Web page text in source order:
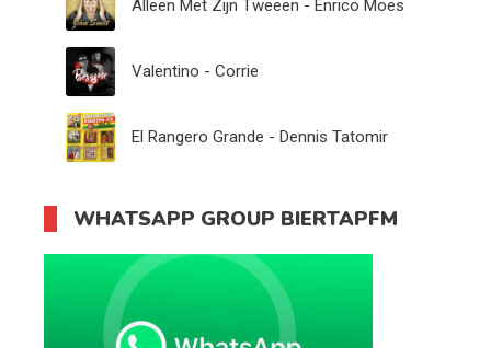
Alleen Met Zijn Tweeën - Enrico Moes
Valentino - Corrie
El Rangero Grande - Dennis Tatomir
WHATSAPP GROUP BIERTAPFM